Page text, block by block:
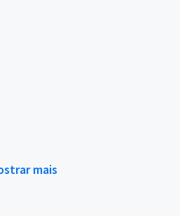
mais